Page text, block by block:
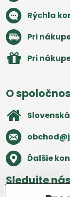
Rýchla
Pri
Pri
O
Ďalšie
Sledujte